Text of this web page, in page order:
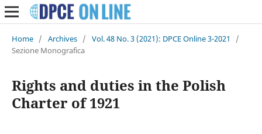
Home / Archives / Vol. 48 No. 3 (2021): DPCE Online 3-2021
/
Sezione Monografica
Rights and duties in the Polish
Charter of 1921